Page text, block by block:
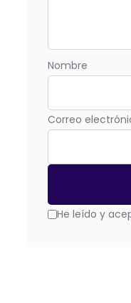
Nombre
Correo
He leído y